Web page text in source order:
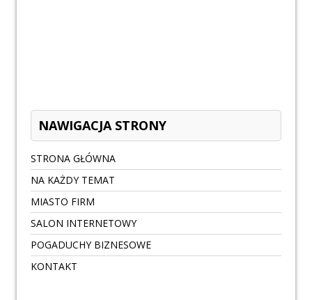
NAWIGACJA STRONY
STRONA GŁÓWNA
NA KAŻDY TEMAT
MIASTO FIRM
SALON INTERNETOWY
POGADUCHY BIZNESOWE
KONTAKT